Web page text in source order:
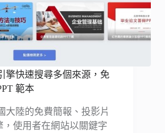
擎快速搜尋多個來源，免
範本
大陸的免費簡報、投影片
使用者在網站以關鍵字